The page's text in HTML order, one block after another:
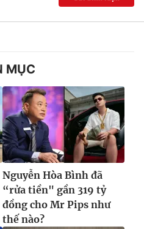
MỤC
Nguyễn Hòa Bình đã
“rửa tiền" gần 319 tỷ
đồng cho Mr Pips như
thế nào?